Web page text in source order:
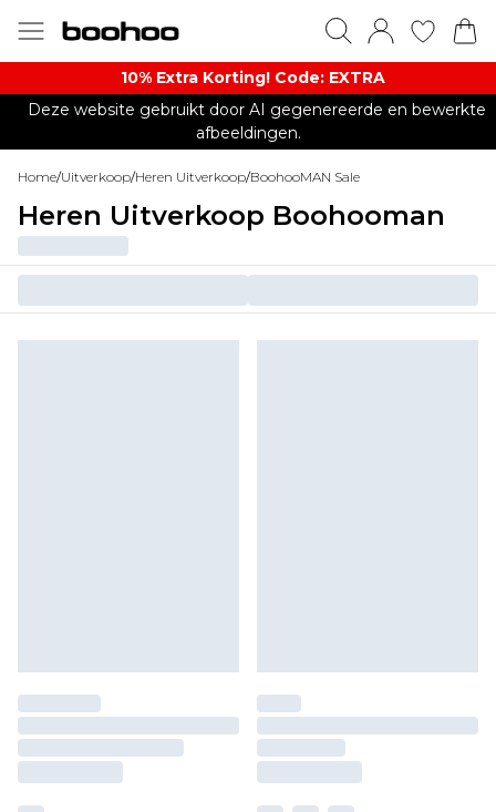
10% Extra Korting! Code: EXTRA​
Deze website gebruikt door AI gegenereerde en bewerkte
afbeeldingen.
Home/Uitverkoop/Heren Uitverkoop/BoohooMAN Sale
Heren Uitverkoop Boohooman